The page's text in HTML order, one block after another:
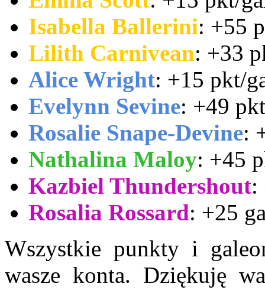
Isabella Ballerini: +55
Lilith Carnivean: +33
Alice Wright: +15 pkt/
Evelynn Sevine: +49
Rosalie Snape-Devine:
Nathalina Maloy: +45
Kazbiel Thundershout:
Rosalia Rossard: +25
Wszystkie punkty i
wasze konta. Dziękuję